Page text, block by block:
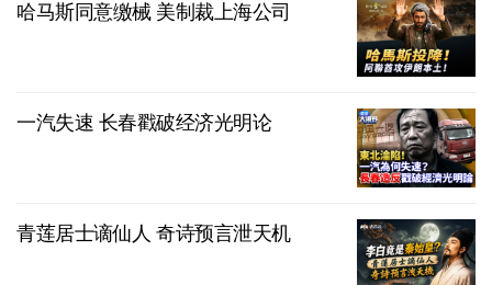
哈马斯同意缴械 美制裁上海公司
一汽失速 长春戳破经济光明论
青莲居士谪仙人 奇诗预言泄天机